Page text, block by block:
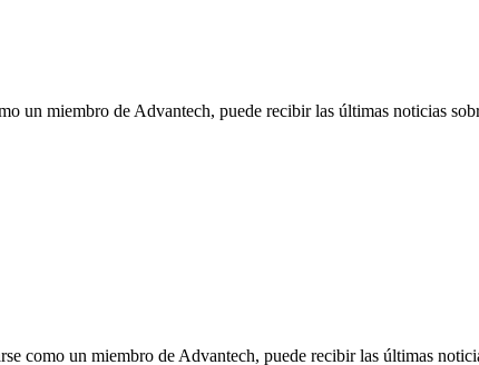
un miembro de Advantech, puede recibir las últimas noticias
como un miembro de Advantech, puede recibir las últimas